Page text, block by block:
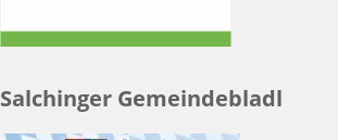
Salchinger Gemeindebladl